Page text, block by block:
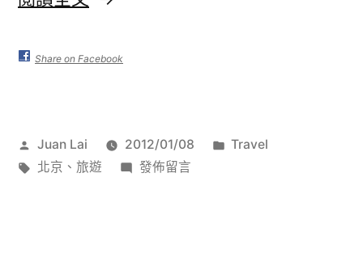
in
–
Share on Facebook
作
者:
Juan Lai 2012/01/08
分
Travel
標
北京 、 旅遊
在
發佈留言